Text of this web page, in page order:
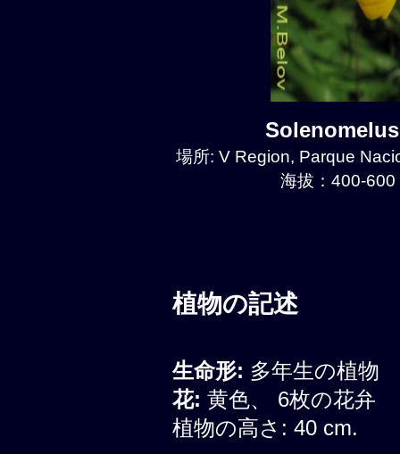
場所: V Region, Parque
海拔：400-
植物の記述
生命形: 多年生の植物
花: 黄色、 6枚の花弁
植物の高さ: 40 cm.